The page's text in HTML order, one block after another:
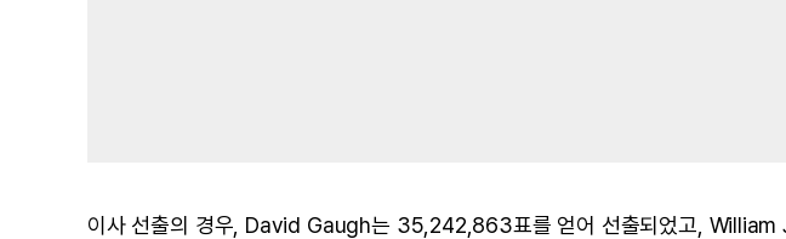
이사 선출의 경우, David Gaugh는 35,242,863표를 얻어 선출되었고,